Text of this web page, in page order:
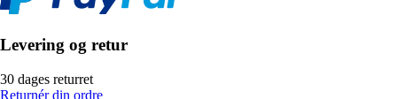
Levering og retur
30 dages returret
Returnér din ordre